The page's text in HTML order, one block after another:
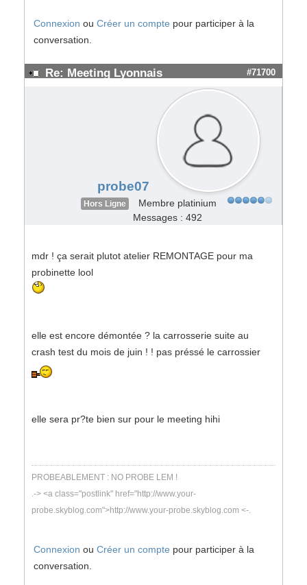
Connexion ou Créer un compte pour participer à la
conversation.
Re: Meeting Lyonnais #71700
probe07
Hors Ligne
Membre platinium
Messages : 492
mdr ! ça serait plutot atelier REMONTAGE pour ma
probinette lool
elle est encore démontée ? la carrosserie suite au
crash test du mois de juin ! ! pas préssé le carrossier
elle sera pr?te bien sur pour le meeting hihi
PROBEABLEMENT : NO PROBE LEM !
.-> <a class="postlink" href="http://www.your-
probe.skyblog.com">http://www.your-probe.skyblog.com <-.
Connexion ou Créer un compte pour participer à la
conversation.